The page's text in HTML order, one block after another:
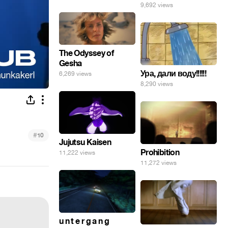
#10
9,692 views
The Odyssey of
Gesha
6,269 views Ура, дали воду!!!!!!
8,290 views
Jujutsu Kaisen
11,222 views Prohibition
11,272 views
u n t e r g a n g